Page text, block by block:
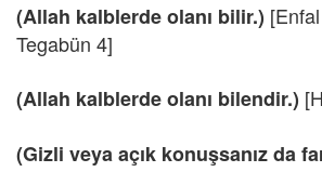
(Allah kalblerde olanı bilir.)
Tegabün 4]
(Allah kalblerde olanı bilendir.)
(Gizli veya açık konuşsanız da